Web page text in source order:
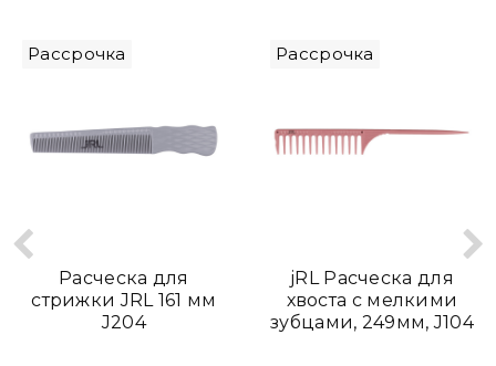
Рассрочка
Расческа для
стрижки JRL 161 мм
J204
Рассрочка
jRL Расческа для
хвоста с мелкими
зубцами, 249мм, J104